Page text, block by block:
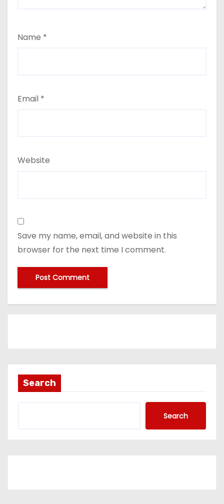
Name *
Email *
Website
Save my name, email, and website in this
browser for the next time I comment.
Search
Search